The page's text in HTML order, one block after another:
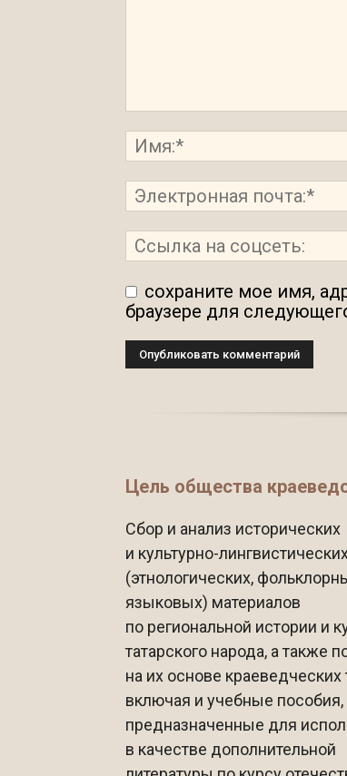
сохраните мое имя,
браузере для
Цель общества
Сбор и анализ исторических
и культурно-
(этнологических,
языковых) материалов
по региональной истории и
татарского народа, а также
на их основе краеведческих
включая и учебные пособия,
предназначенные для
в качестве дополнительной